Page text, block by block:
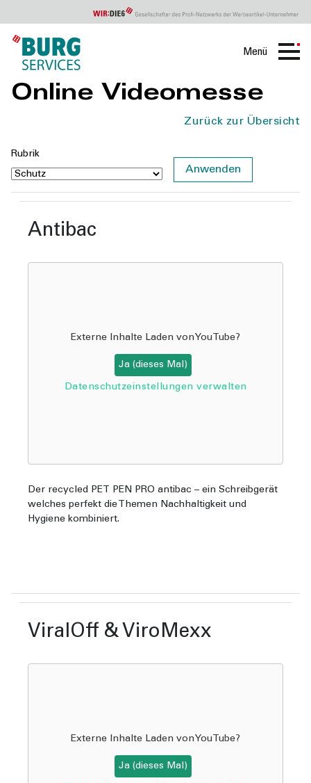
Menü
Online Videomesse
Zurück zur Übersicht
Rubrik
Antibac
Externe Inhalte Laden von YouTube?
Ja (dieses Mal)
Datenschutzeinstellungen verwalten
Der recycled PET PEN PRO antibac – ein Schreibgerät
welches perfekt die Themen Nachhaltigkeit und
Hygiene kombiniert.
ViralOff & ViroMexx
Externe Inhalte Laden von YouTube?
Ja (dieses Mal)